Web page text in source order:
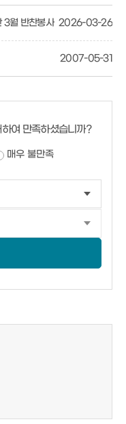
3월 반찬봉사 2026-03-26
2007-05-31
여 만족하셨습니까?
매우 불만족